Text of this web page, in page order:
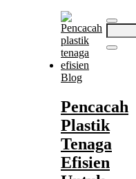
Search
for:
Blog
Pencacah
Plastik
Tenaga
Efisien